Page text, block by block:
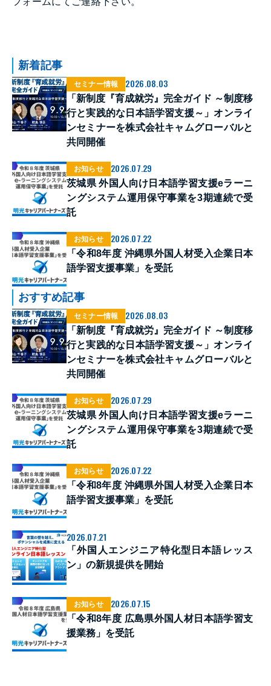
新着記事
セミナー情報 2026.08.03
「新制度『育成就労』完全ガイド ～制度移
行と実践的な日本語学習支援～」オンライ
ンセミナーを株式会社キャムグローバルと
共同開催
お知らせ 2026.07.29
茨城県 外国人向け日本語学習支援eラーニ
ングシステム運用保守事業を3期連続で受
託
お知らせ 2026.07.22
「令和8年度 沖縄県外国人材受入企業日本
語学習支援事業」を受託
おすすめ記事
セミナー情報 2026.08.03
「新制度『育成就労』完全ガイド ～制度移
行と実践的な日本語学習支援～」オンライ
ンセミナーを株式会社キャムグローバルと
共同開催
お知らせ 2026.07.29
茨城県 外国人向け日本語学習支援eラーニ
ングシステム運用保守事業を3期連続で受
託
お知らせ 2026.07.22
「令和8年度 沖縄県外国人材受入企業日本
語学習支援事業」を受託
2026.07.21
「外国人エンジニア特化型日本語レッス
ン」の新規提供を開始
お知らせ 2026.07.15
「令和8年度 広島県外国人材日本語学習支
援業務」を受託